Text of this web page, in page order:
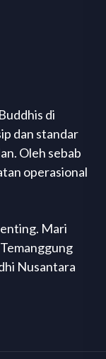
di
dan standar
Oleh sebab
operasional
Mari
Nusantara